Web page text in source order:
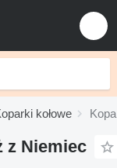
kołowe
z Niemiec